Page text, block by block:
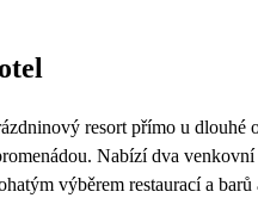
27
resort přímo u dlouhé
Nabízí dva
výběrem restaurací a